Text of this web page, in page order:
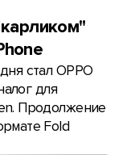
стал OPPO
для
Продолжение
Fold